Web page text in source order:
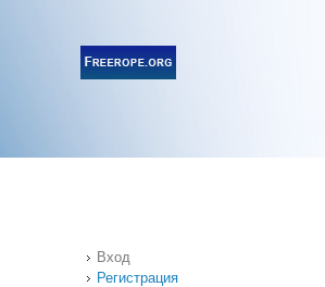
Вход
Регистрация